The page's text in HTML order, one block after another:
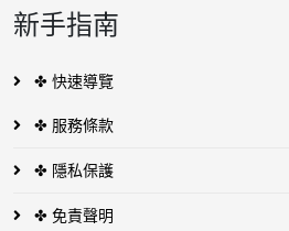
新手指南
✤ 快速導覽
✤ 服務條款
✤ 隱私保護
✤ 免責聲明